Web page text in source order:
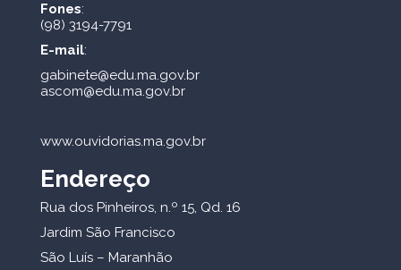
Fones:
(98) 3194-7791
E-mail:
gabinete@edu.ma.gov.br
ascom@edu.ma.gov.br
www.ouvidorias.ma.gov.br
Endereço
Rua dos Pinheiros, n.º 15, Qd. 16
Jardim São Francisco
São Luís – Maranhão